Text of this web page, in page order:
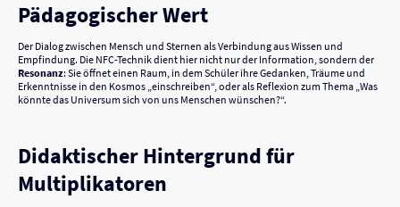
Pädagogischer Wert
Der Dialog zwischen Mensch und Sternen als Verbindung aus Wissen und
Empfindung. Die NFC-Technik dient hier nicht nur der Information, sondern der
Resonanz: Sie öffnet einen Raum, in dem Schüler ihre Gedanken, Träume und
Erkenntnisse in den Kosmos „einschreiben“, oder als Reflexion zum Thema „Was
könnte das Universum sich von uns Menschen wünschen?“.
Didaktischer Hintergrund für
Multiplikatoren